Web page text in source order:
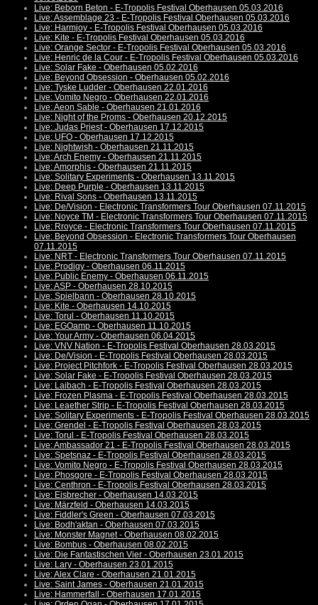
Live: Beborn Beton - E-Tropolis Festival Oberhausen 05.03.2016
Live: Assemblage 23 - E-Tropolis Festival Oberhausen 05.03.2016
Live: Harmjoy - E-Tropolis Festival Oberhausen 05.03.2016
Live: Kite - E-Tropolis Festival Oberhausen 05.03.2016
Live: Orange Sector - E-Tropolis Festival Oberhausen 05.03.2016
Live: Henric de la Cour - E-Tropolis Festival Oberhausen 05.03.2016
Live: Solar Fake - Oberhausen 05.02.2016
Live: Beyond Obsession - Oberhausen 05.02.2016
Live: Tyske Ludder - Oberhausen 22.01.2016
Live: Vomito Negro - Oberhausen 22.01.2016
Live: Aeon Sable - Oberhausen 21.01.2016
Live: Night of the Proms - Oberhausen 20.12.2015
Live: Judas Priest - Oberhausen 17.12.2015
Live: UFO - Oberhausen 17.12.2015
Live: Nightwish - Oberhausen 21.11.2015
Live: Arch Enemy - Oberhausen 21.11.2015
Live: Amorphis - Oberhausen 21.11.2015
Live: Solitary Experiments - Oberhausen 13.11.2015
Live: Deep Purple - Oberhausen 13.11.2015
Live: Rival Sons - Oberhausen 13.11.2015
Live: De/Vision - Electronic Transformers Tour Oberhausen 07.11.2015
Live: Noyce TM - Electronic Transformers Tour Oberhausen 07.11.2015
Live: Rroyce - Electronic Transformers Tour Oberhausen 07.11.2015
Live: Beyond Obsession - Electronic Transformers Tour Oberhausen
07.11.2015
Live: NRT - Electronic Transformers Tour Oberhausen 07.11.2015
Live: Prodigy - Oberhausen 06.11.2015
Live: Public Enemy - Oberhausen 06.11.2015
Live: ASP - Oberhausen 28.10.2015
Live: Spielbann - Oberhausen 28.10.2015
Live: Kite - Oberhausen 14.10.2015
Live: Torul - Oberhausen 11.10.2015
Live: EGOamp - Oberhausen 11.10.2015
Live: Your Army - Oberhausen 06.04.2015
Live: VNV Nation - E-Tropolis Festival Oberhausen 28.03.2015
Live: De/Vision - E-Tropolis Festival Oberhausen 28.03.2015
Live: Project Pitchfork - E-Tropolis Festival Oberhausen 28.03.2015
Live: Solar Fake - E-Tropolis Festival Oberhausen 28.03.2015
Live: Laibach - E-Tropolis Festival Oberhausen 28.03.2015
Live: Frozen Plasma - E-Tropolis Festival Oberhausen 28.03.2015
Live: Leaether Strip - E-Tropolis Festival Oberhausen 28.03.2015
Live: Solitary Experiments - E-Tropolis Festival Oberhausen 28.03.2015
Live: Grendel - E-Tropolis Festival Oberhausen 28.03.2015
Live: Torul - E-Tropolis Festival Oberhausen 28.03.2015
Live: Ambassador 21 - E-Tropolis Festival Oberhausen 28.03.2015
Live: Spetsnaz - E-Tropolis Festival Oberhausen 28.03.2015
Live: Vomito Negro - E-Tropolis Festival Oberhausen 28.03.2015
Live: Phosgore - E-Tropolis Festival Oberhausen 28.03.2015
Live: Centhron - E-Tropolis Festival Oberhausen 28.03.2015
Live: Eisbrecher - Oberhausen 14.03.2015
Live: Märzfeld - Oberhausen 14.03.2015
Live: Fiddler's Green - Oberhausen 07.03.2015
Live: Bodh'aktan - Oberhausen 07.03.2015
Live: Monster Magnet - Oberhausen 08.02.2015
Live: Bombus - Oberhausen 08.02.2015
Live: Die Fantastischen Vier - Oberhausen 23.01.2015
Live: Lary - Oberhausen 23.01.2015
Live: Alex Clare - Oberhausen 21.01.2015
Live: Saint James - Oberhausen 21.01.2015
Live: Hammerfall - Oberhausen 17.01.2015